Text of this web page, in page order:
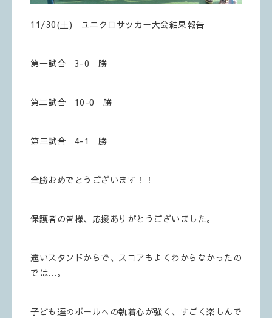
11/30(土) ユニクロサッカー大会結果報告
第一試合 3-0 勝
第二試合 10-0 勝
第三試合 4-1 勝
全勝おめでとうございます！！
保護者の皆様、応援ありがとうございました。
遠いスタンドからで、スコアもよくわからなかったの
では…。
子ども達のボールへの執着心が強く、すごく楽しんで